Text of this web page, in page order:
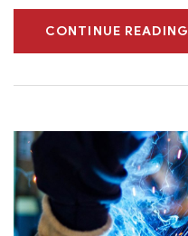
CONTINUE READING